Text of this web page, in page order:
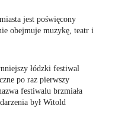
jest poświęcony
obejmuje muzykę, teatr i
łódzki festiwal
po raz pierwszy
festiwalu brzmiała
był Witold